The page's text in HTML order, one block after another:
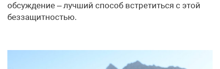
обсуждение – лучший способ встретиться с этой
беззащитностью.